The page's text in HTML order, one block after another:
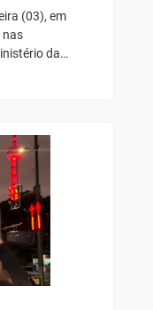
(03), em
nas
da…